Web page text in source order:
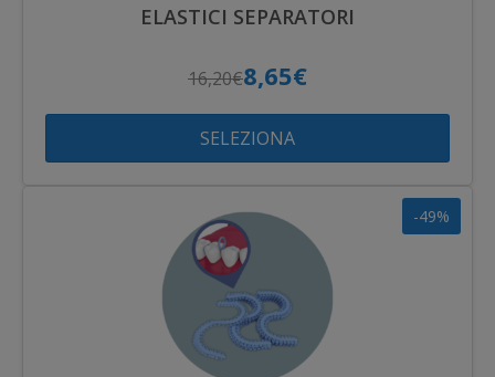
ELASTICI SEPARATORI
16,20€8,65€
SELEZIONA
-49%